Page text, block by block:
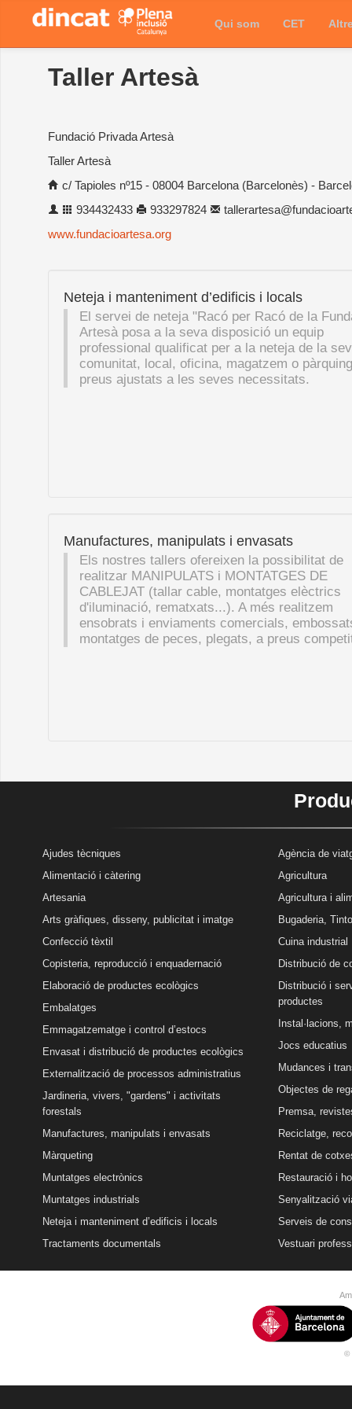
Qui som CET
Taller Artesà
Fundació Privada Artesà
Taller Artesà
c/ Tapioles nº15 - 08004 Barcelona (Barcelonès) -
934432433
933297824
www.fundacioartesa.org
Neteja i manteniment d’edificis i locals
El servei de neteja "Racó per Racó de la
Artesà posa a la seva disposició un equip
professional qualificat per a la neteja de la
comunitat, local, oficina, magatzem o
preus ajustats a les seves necessitats.
Manufactures, manipulats i envasats
Els nostres tallers ofereixen la possibilitat de
realitzar MANIPULATS i MONTATGES DE
CABLEJAT (tallar cable, montatges elèctrics
d'iluminació, rematxats...). A més realitzem
ensobrats i enviaments comercials,
montatges de peces, plegats, a preus
Ajudes tècniques
Alimentació i càtering
Artesania
Arts gràfiques, disseny, publicitat i imatge
Confecció tèxtil
Copisteria, reproducció i enquadernació
Elaboració de productes ecològics
Embalatges
Emmagatzematge i control d’estocs
Envasat i distribució de productes ecològics
Externalització de processos administratius
Jardineria, vivers, "gardens" i activitats
forestals
Manufactures, manipulats i envasats
Màrqueting
Muntatges electrònics
Muntatges industrials
Neteja i manteniment d’edificis i locals
Tractaments documentals
Agència de
Agricultura
Agricultura i
Bugaderia,
Cuina industrial
Distribució de
Distribució i
productes
Instal·lacions,
Jocs educatius
Mudances i
Objectes de
Premsa,
Reciclatge,
Rentat de
Restauració i
Senyalització
Serveis de
Vestuari
©